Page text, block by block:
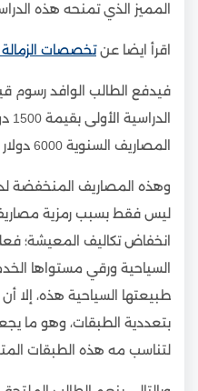
المميز الذي تمنحه هذه
اقرأ ايضا عنتخصصات
فيدفع الطالب الوافد رسوم
المصاريف السنوية 6000 دولار أمريكي.
وهذه المصاريف المنخفضة
ليس فقط بسبب رمزية
انخفاض تكاليف المعيشة؛
السياحية ورقي مستواها
طبيعتها السياحية هذه، إلا
بتعددية الطبقات، وهو ما
لتناسب مه هذه الطبقات